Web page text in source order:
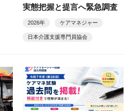
実態把握と提言へ緊急調査
2026年 ケアマネジャー
日本介護支援専門員協会